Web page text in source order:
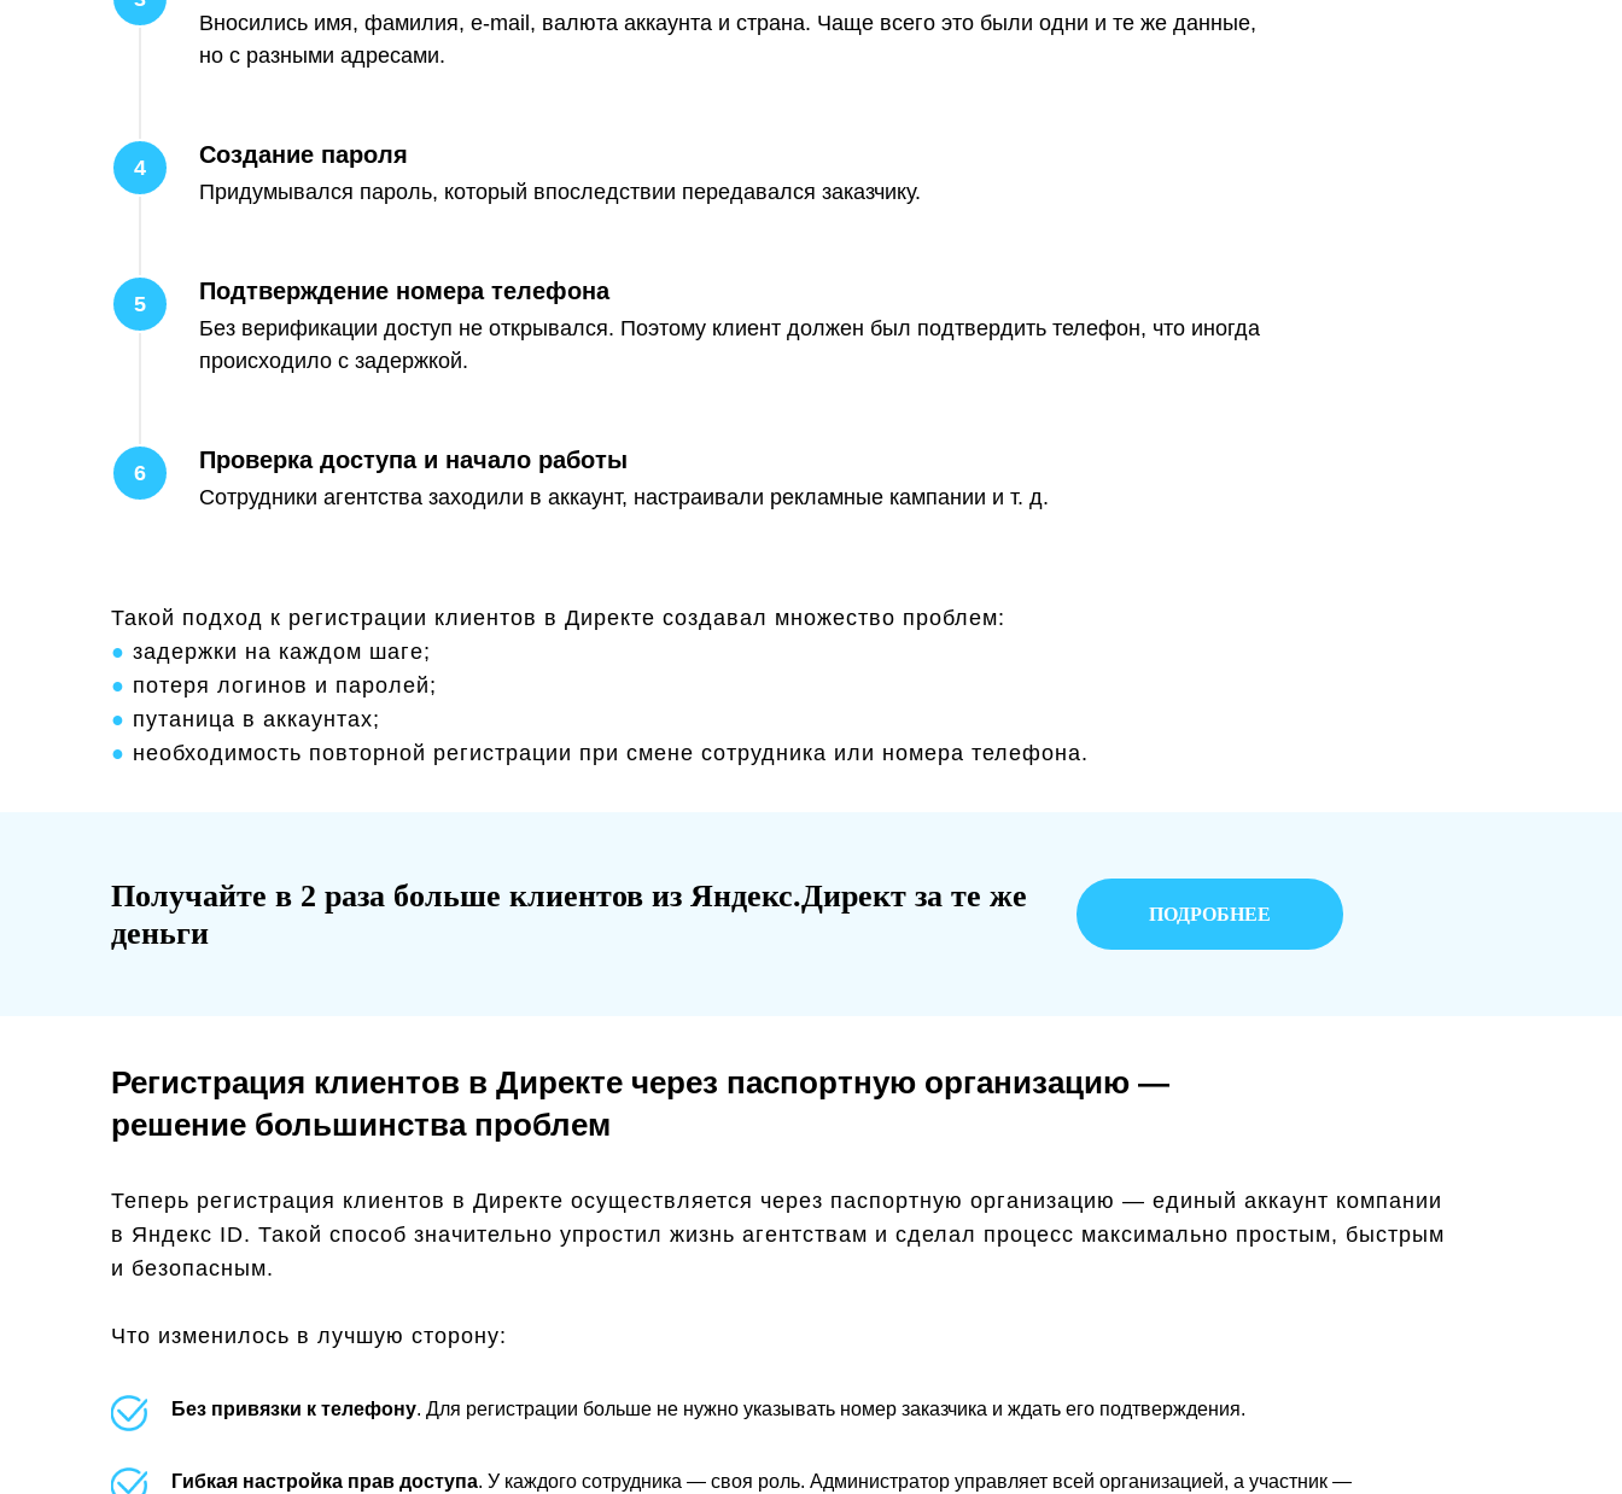
Вносились имя, фамилия, e-mail, валюта аккаунта и страна. Чаще всего это были одни и те же данные,
но с разными адресами.
Создание пароля
Придумывался пароль, который впоследствии передавался заказчику.
Подтверждение номера телефона
Без верификации доступ не открывался. Поэтому клиент должен был подтвердить телефон, что иногда
происходило с задержкой.
Проверка доступа и начало работы
Сотрудники агентства заходили в аккаунт, настраивали рекламные кампании и т. д.
Такой подход к регистрации клиентов в Директе создавал множество проблем:
● задержки на каждом шаге;
● потеря логинов и паролей;
● путаница в аккаунтах;
● необходимость повторной регистрации при смене сотрудника или номера телефона.
Получайте в 2 раза больше клиентов из Яндекс.Директ за те же
деньги
ПОДРОБНЕЕ
Регистрация клиентов в Директе через паспортную организацию —
решение большинства проблем
Теперь регистрация клиентов в Директе осуществляется через паспортную организацию — единый аккаунт компании
в Яндекс ID. Такой способ значительно упростил жизнь агентствам и сделал процесс максимально простым, быстрым
и безопасным.
Что изменилось в лучшую сторону:
Без привязки к телефону. Для регистрации больше не нужно указывать номер заказчика и ждать его подтверждения.
Гибкая настройка прав доступа. У каждого сотрудника — своя роль. Администратор управляет всей организацией, а участник —